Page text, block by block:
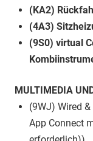
(KA2)
(4A3)
(9S0) virtual
MULTIMEDIA
(9WJ) Wired
App Connect